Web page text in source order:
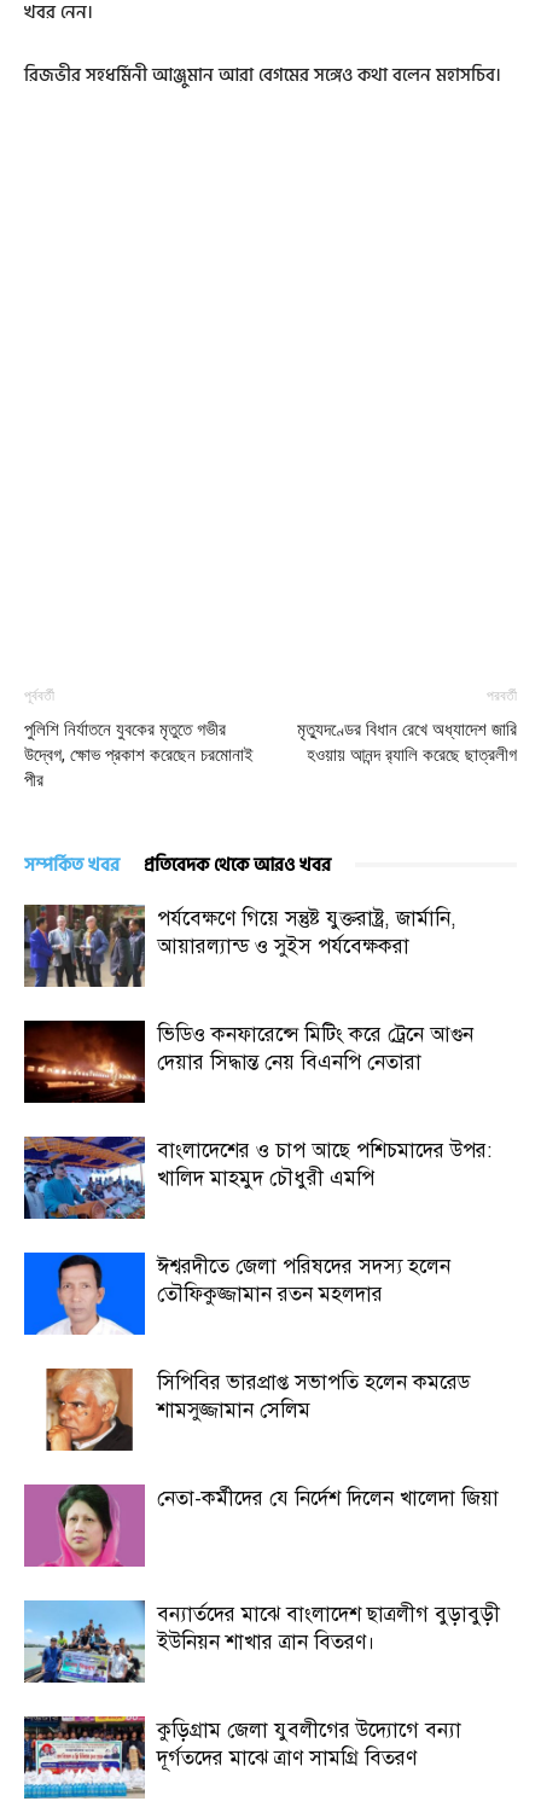
খবর নেন।
রিজভীর সহধর্মিনী আঞ্জুমান আরা বেগমের সঙ্গেও কথা বলেন মহাসচিব।
পূর্ববর্তী
পুলিশি নির্যাতনে যুবকের মৃতুতে গভীর
উদ্বেগ, ক্ষোভ প্রকাশ করেছেন চরমোনাই
পীর
পরবর্তী
মৃত্যুদণ্ডের বিধান রেখে অধ্যাদেশ জারি
হওয়ায় আনন্দ র‌্যালি করেছে ছাত্রলীগ
সম্পর্কিত খবর প্রতিবেদক থেকে আরও খবর
পর্যবেক্ষণে গিয়ে সন্তুষ্ট যুক্তরাষ্ট্র, জার্মানি,
আয়ারল্যান্ড ও সুইস পর্যবেক্ষকরা
ভিডিও কনফারেন্সে মিটিং করে ট্রেনে আগুন
দেয়ার সিদ্ধান্ত নেয় বিএনপি নেতারা
বাংলাদেশের ও চাপ আছে পশিচমাদের উপর:
খালিদ মাহমুদ চৌধুরী এমপি
ঈশ্বরদীতে জেলা পরিষদের সদস্য হলেন
তৌফিকুজ্জামান রতন মহলদার
সিপিবির ভারপ্রাপ্ত সভাপতি হলেন কমরেড
শামসুজ্জামান সেলিম
নেতা-কর্মীদের যে নির্দেশ দিলেন খালেদা জিয়া
বন্যার্তদের মাঝে বাংলাদেশ ছাত্রলীগ বুড়াবুড়ী
ইউনিয়ন শাখার ত্রান বিতরণ।
কুড়িগ্রাম জেলা যুবলীগের উদ্যোগে বন্যা
দূর্গতদের মাঝে ত্রাণ সামগ্রি বিতরণ